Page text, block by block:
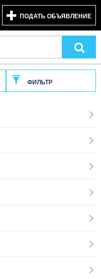
ПОДАТЬ ОБЪЯВЛЕНИЕ
ФИЛЬТР